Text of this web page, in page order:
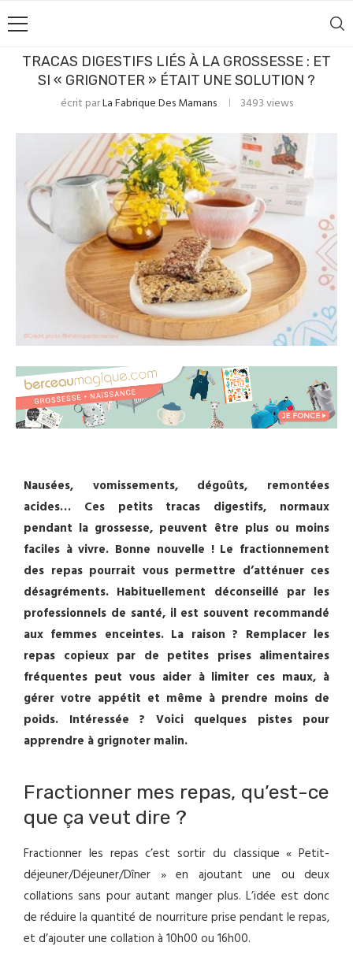
TRACAS DIGESTIFS LIÉS À LA GROSSESSE : ET
SI « GRIGNOTER » ÉTAIT UNE SOLUTION ?
écrit parLa Fabrique Des Mamans 3493views
Nausées, vomissements, dégoûts, remontées
acides… Ces petits tracas digestifs, normaux
pendant la grossesse, peuvent être plus ou moins
faciles à vivre. Bonne nouvelle ! Le fractionnement
des repas pourrait vous permettre d’atténuer ces
désagréments. Habituellement déconseillé par les
professionnels de santé, il est souvent recommandé
aux femmes enceintes. La raison ? Remplacer les
repas copieux par de petites prises alimentaires
fréquentes peut vous aider à limiter ces maux, à
gérer votre appétit et même à prendre moins de
poids. Intéressée ? Voici quelques pistes pour
apprendre à grignoter malin.
Fractionner mes repas, qu’est-ce
que ça veut dire ?
Fractionner les repas c’est sortir du classique « Petit-
déjeuner/Déjeuner/Dîner » en ajoutant une ou deux
collations sans pour autant manger plus. L’idée est donc
de réduire la quantité de nourriture prise pendant le repas,
et d’ajouter une collation à 10h00 ou 16h00.